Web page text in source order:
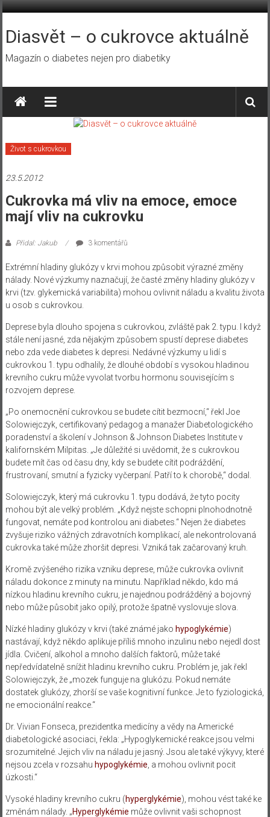
Přeskočit
obsah
Diasvět – o cukrovce aktuálně
Magazín o diabetes nejen pro diabetiky
Život s cukrovkou
23.5.2012
Cukrovka má vliv na emoce, emoce
mají vliv na cukrovku
Přidal: Jakub 3 komentářů
Extrémní hladiny glukózy v krvi mohou způsobit výrazné změny
nálady. Nové výzkumy naznačují, že časté změny hladiny glukózy v
krvi (tzv. glykemická variabilita) mohou ovlivnit náladu a kvalitu života
u osob s cukrovkou.
Deprese byla dlouho spojena s cukrovkou, zvláště pak 2. typu. I když
stále není jasné, zda nějakým způsobem spustí deprese diabetes
nebo zda vede diabetes k depresi. Nedávné výzkumy u lidí s
cukrovkou 1. typu odhalily, že dlouhé období s vysokou hladinou
krevního cukru může vyvolat tvorbu hormonu souvisejícím s
rozvojem deprese.
„Po onemocnění cukrovkou se budete cítit bezmocní,“ řekl Joe
Solowiejczyk, certifikovaný pedagog a manažer Diabetologického
poradenství a školení v Johnson & Johnson Diabetes Institute v
kalifornském Milpitas. „Je důležité si uvědomit, že s cukrovkou
budete mít čas od času dny, kdy se budete cítit podráždění,
frustrovaní, smutní a fyzicky vyčerpaní. Patří to k chorobě,“ dodal.
Solowiejczyk, který má cukrovku 1. typu dodává, že tyto pocity
mohou být ale velký problém. „Když nejste schopni plnohodnotně
fungovat, nemáte pod kontrolou ani diabetes.“ Nejen že diabetes
zvyšuje riziko vážných zdravotních komplikací, ale nekontrolovaná
cukrovka také může zhoršit depresi. Vzniká tak začarovaný kruh.
Kromě zvýšeného rizika vzniku deprese, může cukrovka ovlivnit
náladu dokonce z minuty na minutu. Například někdo, kdo má
nízkou hladinu krevního cukru, je najednou podrážděný a bojovný
nebo může působit jako opilý, protože špatně vyslovuje slova.
Nízké hladiny glukózy v krvi (také známé jako hypoglykémie)
nastávají, když někdo aplikuje příliš mnoho inzulinu nebo nejedl dost
jídla. Cvičení, alkohol a mnoho dalších faktorů, může také
nepředvídatelně snížit hladinu krevního cukru. Problém je, jak řekl
Solowiejczyk, že „mozek funguje na glukózu. Pokud nemáte
dostatek glukózy, zhorší se vaše kognitivní funkce. Je to fyziologická,
ne emocionální reakce.“
Dr. Vivian Fonseca, prezidentka medicíny a vědy na Americké
diabetologické asociaci, řekla: „Hypoglykemické reakce jsou velmi
srozumitelné. Jejich vliv na náladu je jasný. Jsou ale také výkyvy, které
nejsou zcela v rozsahu hypoglykémie , a mohou ovlivnit pocit
úzkosti.“
Vysoké hladiny krevního cukru (hyperglykémie), mohou vést také ke
změnám nálady. „Hyperglykémie může ovlivnit vaši schopnost